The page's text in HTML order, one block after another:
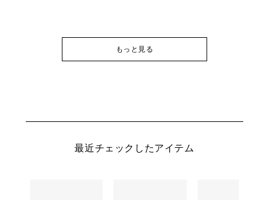
もっと見る
最近チェックしたアイテム